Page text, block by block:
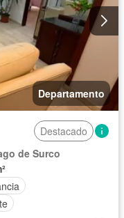
Departamento
Destacado
de Surco